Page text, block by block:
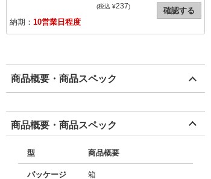
(税込 ¥237)
納期： 10営業日程度
確認する
商品概要・商品スペック
商品概要・商品スペック
型 商品概要
パッケージ 箱